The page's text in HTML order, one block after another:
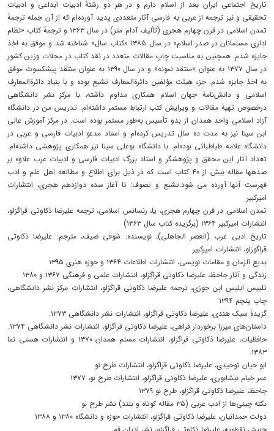
تاریخ اجتماعی ایران بعد از اسلام دارم و در هر دو رشتهٔ ادبیات ابداعی و ادبیات
تحقیقی و نیز ترجمه از عربی به فارسی آثار متعددی پدید آورده‌ام که از آن جمله ترجمهٔ
تمدن اسلامی در قرن چهارم هجری (تألیف آدام متز) در سال ۱۳۶۳ و ترجمهٔ کتاب «نظام
اداری مسلمانان در صدر اسلام» در سال ۱۳۸۵ «کتاب سال» شناخته شد و موفق به اخذ
جایزه شدم. همچنین به مناسبت چاپ مقالات متعدد در نقد کتاب در مجلات وزین کشور
در سال ۱۳۷۷ به عنوان «منتقد نمونه» و در سال ۱۳۹۰ به عنوان منتقد پیشکسوت موفق
به اخذ جایزه شدم. جزء هیئت مؤلفین دائرة‌المعارف تشیع بوده و با بنیاد دائرة‌المعارف
اسلامی و دانش‌نامهٔ جهان اسلام همکاری مداوم داشته، با مرکز نشر دانشگاهی
درخصوص تهیهٔ مقالات و ویرایش کتب ارتباط مستمر داشته‌ام. تدریس من در دانشگاه
آزاد اسلامی واحد همدان از بدو تأسیس به‌طور مستمر بوده است. در مرکز آموزش عالی
ابن سینا نیز به مدت ده سال تدریس کرده‌ام و استاد مدعو ادبیات فارسی و عربی در
دانشگاه علامه طباطبائی بوده‌ام. با دانشگاه بوعلی سینا نیز همکاری پژوهشی داشته‌ام.
تعداد آثار این محقق و پژوهشگر و استاد بزرگ ادبیات فارسی و ادبیات عرب علاوه بر
صدهها مقاله بیش از ۴۰ کتاب است که در ذیل برای اطلاع و مطالعه اهل علم و ادب
فهرست آنها آورده می شود.تشیع و تصوف: تا آغاز سده دوازدهم هجری، انتشارات
امیرکبیر
تمدن اسلامی در قرن چهارم هجری، یا، رنسانس اسلامی، ترجمه علیرضا ذکاوتی قراگزلو،
انتشارات امیرکبیر ۱۳۶۴ (برگزیده کتاب سال ۱۳۶۳)
تاریخ ادبی عرب (العصر الجاهلی)، نویسنده: شوقی ضیف، مترجم: علیرضا ذکاوتی
قراگوزلو، انتشارات امیرکبیر
بدیع الزمان و مقامات نویسی، انتشارات اطلاعات ۱۳۶۴ و حوزه هنری ۱۳۹۵
زندگی و آثار جاحظ، علیرضا ذکاوتی قراگزلو، انتشارات علمی و فرهنگی ۱۳۶۷ و ۱۳۸۰
تلبیس ابلیس ابن جوزی، ترجمه علیرضا ذکاوتی قراگزلو، انتشارات مرکز نشر دانشگاهی،
چاپ پنچم ۱۳۹۴
گزیدهٔ سبک هندی، علیرضا ذکاوتی قراگزلو، انتشارات نشر دانشگاهی ۱۳۷۳.
داستان‌های میرزا برخوردار فراهی، علیرضا ذکاوتی قراگزلو، انتشارات نشر دانشگاهی ۱۳۷۴.
حافظیات، علیرضا ذکاوتی قراگزلو، انتشارات مسلم همدان ۱۳۷۰ و انتشارات هستی نما
۱۳۸۳.
ابو حیان توحیدی، علیرضا ذکاوتی قراگزلو، انتشارات طرح نو
عمر خیام نیشابوری، علیرضا ذکاوتی قراگزلو، انتشارات طرح نو، ۱۳۷۷
جاحظ، علیرضا ذکاوتی قراگزلو، طرح نو ۱۳۷۹
نکته چینی‌ها از ادب عربی (۳۵ مقاله کوتاه و بلند) نشر طرح نو
دولت حمدانیان، علیرضا ذکاوتی قراگزلو، انتشارات حوزه و دانشگاه ۱۳۸۰ و ۱۳۸۸